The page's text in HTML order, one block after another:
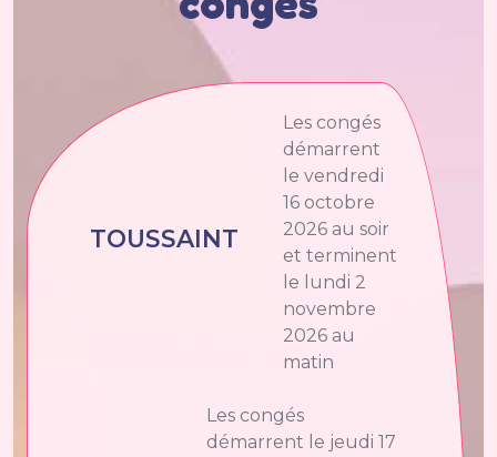
TOUSSAINT
Les congés
démarrent
le vendredi
16 octobre
2026 au soir
et terminent
le lundi 2
novembre
2026 au
matin
Les congés
démarrent le jeudi 17